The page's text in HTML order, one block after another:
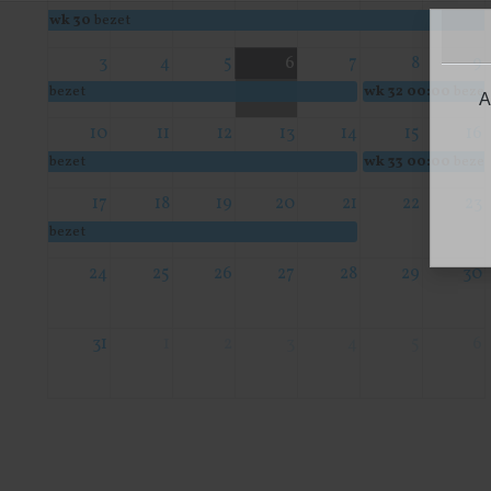
wk 30 bezet
3 4 5 6 7 8 9
bezet wk 32 00:00 bezet
10 11 12 13 14 15
bezet wk 33 00:00
17 18 19 20 21 22
bezet
24 25 26 27 28 29 30
31